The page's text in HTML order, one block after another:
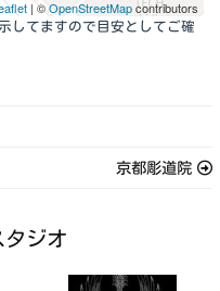
| ©OpenStreetMapcontributors
してますので目安としてご確
京都彫道院
ジオ